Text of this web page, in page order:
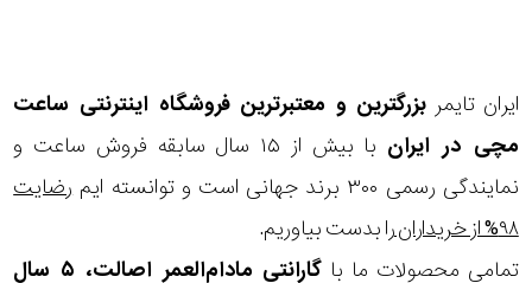
ایران تایمر بزرگترین و معتبرترین فروشگاه اینترنتی ساعت
مچی در ایران
با بیش از ۱۵ سال سابقه فروش ساعت و
نمایندگی رسمی ۳۰۰ برند جهانی است و توانسته ایم
رضایت
۹۸% از خریداران
را بدست بیاوریم.
تمامی محصولات ما با
گارانتی مادام‌العمر اصالت، ۵ سال